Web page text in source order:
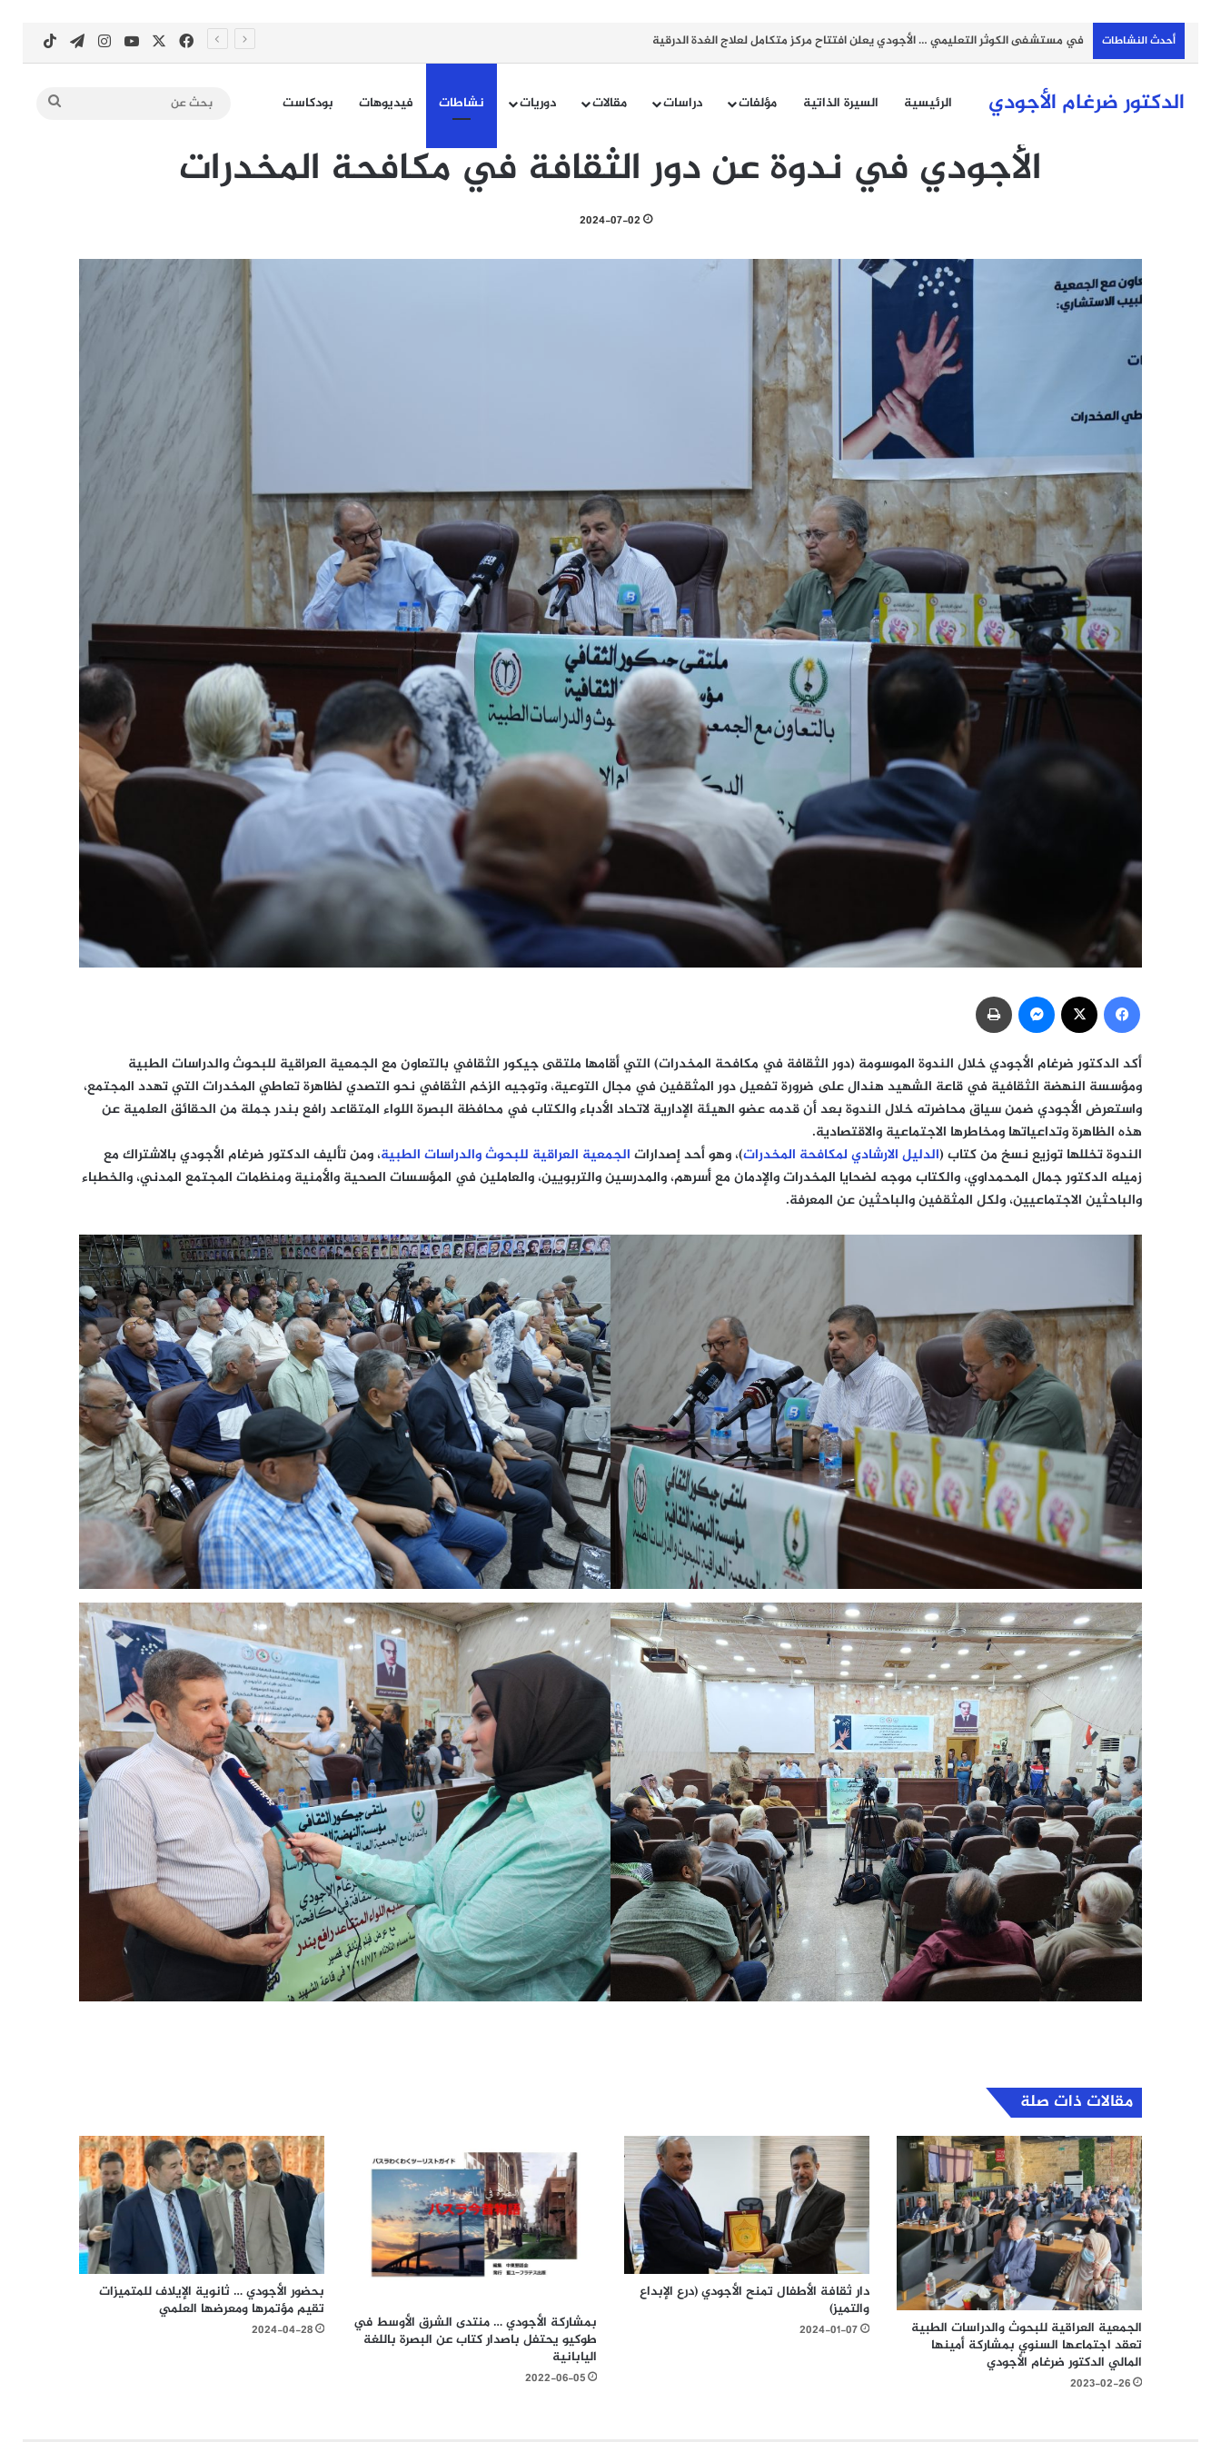
أحدث النشاطات في مستشفى الكوثر التعليمي … الأجودي يعلن افتتاح مركز متكامل لعلاج الغدة الدرقية فيسبوك‫YouTubeانستقرام
تيلقرام
الدكتور ضرغام الأجودي الرئيسية السيرة الذاتية مؤلفات دراسات مقالات دوريات نشاطات فيديوهات بودكاست
بحث
الأجودي في ندوة عن دور الثقافة في مكافحة المخدرات
2024-07-02
فيسبوك ماسنجر
أكد الدكتور ضرغام الأجودي خلال الندوة الموسومة (دور الثقافة في مكافحة المخدرات) التي أقامها ملتقى جيكور الثقافي بالتعاون مع الجمعية العراقية للبحوث والدراسات الطبية
ومؤسسة النهضة الثقافية في قاعة الشهيد هندال على ضرورة تفعيل دور المثقفين في مجال التوعية، وتوجيه الزخم الثقافي نحو التصدي لظاهرة تعاطي المخدرات التي تهدد المجتمع،
واستعرض الأجودي ضمن سياق محاضرته خلال الندوة بعد أن قدمه عضو الهيئة الإدارية لاتحاد الأدباء والكتاب في محافظة البصرة اللواء المتقاعد رافع بندر جملة من الحقائق العلمية عن
هذه الظاهرة وتداعياتها ومخاطرها الاجتماعية والاقتصادية.
الندوة تخللها توزيع نسخ من كتاب (الدليل الارشادي لمكافحة المخدرات)، وهو أحد إصدارات الجمعية العراقية للبحوث والدراسات الطبية، ومن تأليف الدكتور ضرغام الأجودي بالاشتراك مع
زميله الدكتور جمال المحمداوي، والكتاب موجه لضحايا المخدرات والإدمان مع أسرهم، والمدرسين والتربويين، والعاملين في المؤسسات الصحية والأمنية ومنظمات المجتمع المدني، والخطباء
والباحثين الاجتماعيين، ولكل المثقفين والباحثين عن المعرفة.
مقالات ذات صلة
الجمعية العراقية للبحوث والدراسات الطبية
تعقد اجتماعها السنوي بمشاركة أمينها
المالي الدكتور ضرغام الأجودي
2023-02-26
دار ثقافة الأطفال تمنح الأجودي (درع الإبداع
والتميز)
2024-01-07
بمشاركة الأجودي … منتدى الشرق الأوسط في
طوكيو يحتفل باصدار كتاب عن البصرة باللغة
اليابانية
2022-06-05
بحضور الأجودي … ثانوية الإيلاف للمتميزات
تقيم مؤتمرها ومعرضها العلمي
2024-04-28